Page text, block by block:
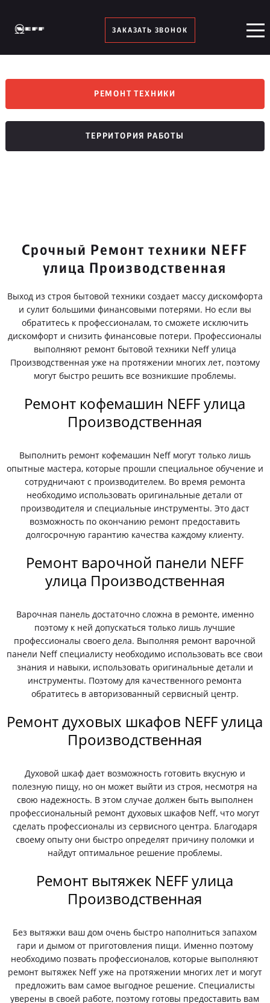
ЗАКАЗАТЬ ЗВОНОК
РЕМОНТ ТЕХНИКИ
ТЕРРИТОРИЯ РАБОТЫ
Срочный Ремонт техники NEFF
улица Производственная
Выход из строя бытовой техники создает массу дискомфорта
и сулит большими финансовыми потерями. Но если вы
обратитесь к профессионалам, то сможете исключить
дискомфорт и снизить финансовые потери. Профессионалы
выполняют ремонт бытовой техники Neff улица
Производственная уже на протяжении многих лет, поэтому
могут быстро решить все возникшие проблемы.
Ремонт кофемашин NEFF улица
Производственная
Выполнить ремонт кофемашин Neff могут только лишь
опытные мастера, которые прошли специальное обучение и
сотрудничают с производителем. Во время ремонта
необходимо использовать оригинальные детали от
производителя и специальные инструменты. Это даст
возможность по окончанию ремонт предоставить
долгосрочную гарантию качества каждому клиенту.
Ремонт варочной панели NEFF
улица Производственная
Варочная панель достаточно сложна в ремонте, именно
поэтому к ней допускаться только лишь лучшие
профессионалы своего дела. Выполняя ремонт варочной
панели Neff специалисту необходимо использовать все свои
знания и навыки, использовать оригинальные детали и
инструменты. Поэтому для качественного ремонта
обратитесь в авторизованный сервисный центр.
Ремонт духовых шкафов NEFF улица
Производственная
Духовой шкаф дает возможность готовить вкусную и
полезную пищу, но он может выйти из строя, несмотря на
свою надежность. В этом случае должен быть выполнен
профессиональный ремонт духовых шкафов Neff, что могут
сделать профессионалы из сервисного центра. Благодаря
своему опыту они быстро определят причину поломки и
найдут оптимальное решение проблемы.
Ремонт вытяжек NEFF улица
Производственная
Без вытяжки ваш дом очень быстро наполниться запахом
гари и дымом от приготовления пищи. Именно поэтому
необходимо позвать профессионалов, которые выполняют
ремонт вытяжек Neff уже на протяжении многих лет и могут
предложить вам самое выгодное решение. Специалисты
уверены в своей работе, поэтому готовы предоставить вам